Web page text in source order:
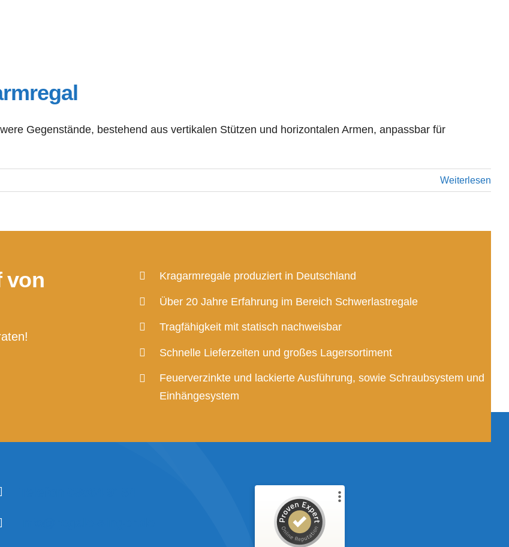
von einem Kragarmregal
Gegenstände, bestehend aus vertikalen Stützen und horizontalen Armen, anpassbar für
Weiterlesen
von
Kragarmregale produziert in Deutschland
Über 20 Jahre Erfahrung im Bereich Schwerlastregale
Tragfähigkeit mit statisch nachweisbar
Schnelle Lieferzeiten und großes Lagersortiment
Feuerverzinkte und lackierte Ausführung, sowie Schraubsystem und
Einhängesystem
Kundenbewertungen und Erfahrungen zu
SINGER REGALE & HALLENBAU GmbH & Co. KG